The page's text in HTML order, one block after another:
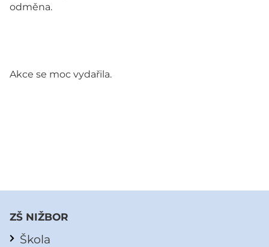
odměna.
Akce se moc vydařila.
ZŠ NIŽBOR
Škola